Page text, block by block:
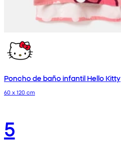
Poncho de baño infantil Hello Kitty
60 x 120 cm
5